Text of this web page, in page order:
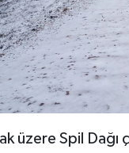
üzere Spil Dağı